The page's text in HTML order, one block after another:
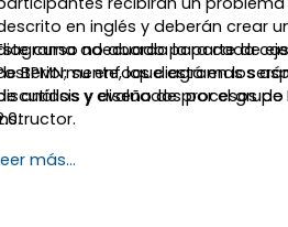
en inglés y deberán crear
adecuado para cada
los diagramas
y evaluados por el grupo
curso no aborda la parte de
BPMN; su enfoque está en los
análisis y diseño de procesos de
más...